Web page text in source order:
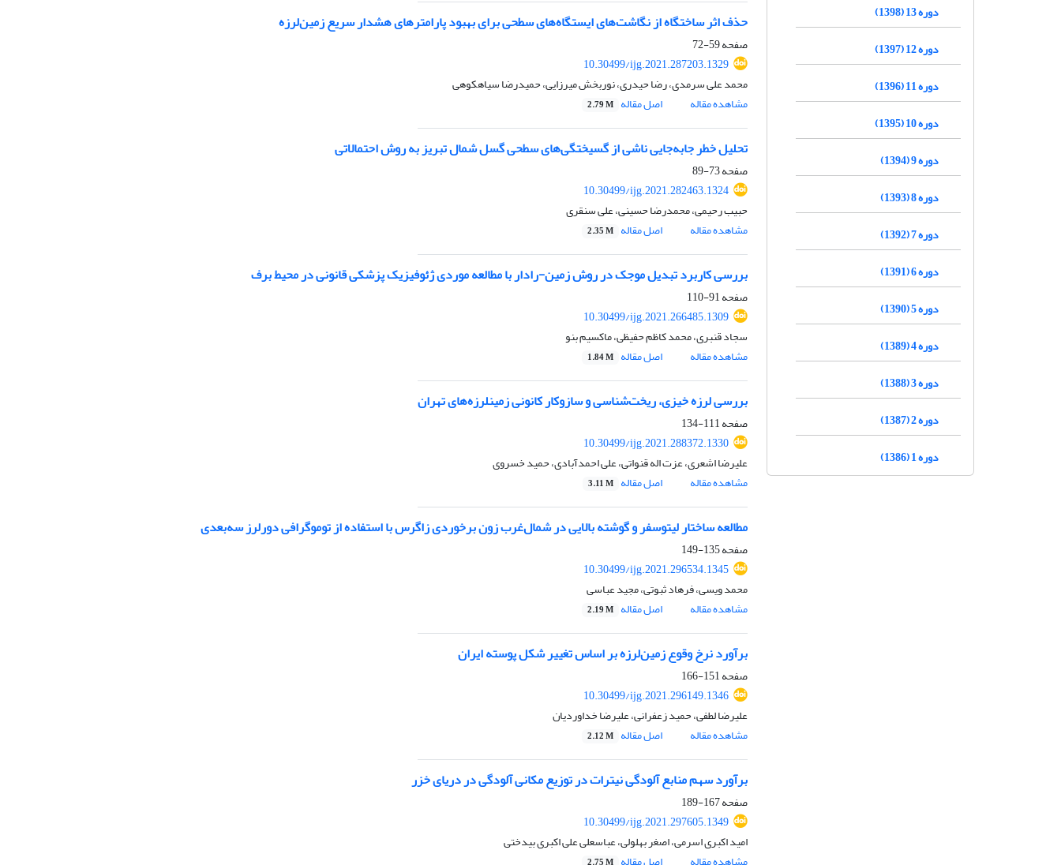
حذف اثر ساختگاه از نگاشت‌های ایستگاه‌های سطحی برای بهبود پارامترهای هشدار سریع زمین‌لرزه
صفحه59-72
10.30499/ijg.2021.287203.1329
محمد علی سرمدی، رضا حیدری، نوربخش میرزایی، حمیدرضا سیاهکوهی
مشاهده مقاله
اصل مقاله 2.79 M
تحلیل‌ خطر جابه‌جایی ناشی از گسیختگی‌های سطحی گسل شمال تبریز به روش احتمالاتی
صفحه73-89
10.30499/ijg.2021.282463.1324
حبیب رحیمی، محمدرضا حسینی، علی سنقری
مشاهده مقاله
اصل مقاله 2.35 M
بررسی کاربرد تبدیل موجک در روش زمین-رادار با مطالعه موردی ژئوفیزیک پزشکی قانونی در محیط برف
صفحه91-110
10.30499/ijg.2021.266485.1309
سجاد قنبری، محمد کاظم حفیظی، ماکسیم بنو
مشاهده مقاله
اصل مقاله 1.84 M
بررسی لرزه خیزی، ریخت‌شناسی و سازوکار کانونی زمینلرزه‌های تهران
صفحه111-134
10.30499/ijg.2021.288372.1330
علیرضا اشعری، عزت اله قنواتی، علی احمدآبادی، حمید خسروی
مشاهده مقاله
اصل مقاله 3.11 M
مطالعه ساختار لیتوسفر و گوشته بالایی در شمال‌غرب زون برخوردی زاگرس با استفاده از توموگرافی دورلرز سه‌بعدی
صفحه135-149
10.30499/ijg.2021.296534.1345
محمد ویسی، فرهاد ثبوتی، مجید عباسی
مشاهده مقاله
اصل مقاله 2.19 M
برآورد نرخ وقوع زمین‌لرزه بر اساس تغییر شکل پوسته ایران
صفحه151-166
10.30499/ijg.2021.296149.1346
علیرضا لطفی، حمید زعفرانی، علیرضا خداوردیان
مشاهده مقاله
اصل مقاله 2.12 M
برآورد سهم منابع آلودگی نیترات در توزیع مکانی آلودگی در دریای خزر
صفحه167-189
10.30499/ijg.2021.297605.1349
امید اکبری اسرمی، اصغر بهلولی، عباسعلی علی اکبری بیدختی
دوره 13 (1398)
دوره 12 (1397)
دوره 11 (1396)
دوره 10 (1395)
دوره 9 (1394)
دوره 8 (1393)
دوره 7 (1392)
دوره 6 (1391)
دوره 5 (1390)
دوره 4 (1389)
دوره 3 (1388)
دوره 2 (1387)
دوره 1 (1386)